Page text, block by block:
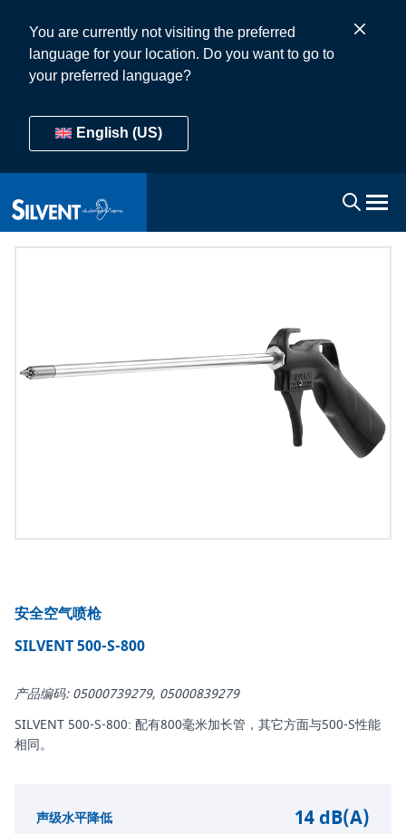
You are currently not visiting the preferred
language for your location. Do you want to go to
your preferred language?
English (US)
安全空气喷枪
SILVENT 500-S-800
产品编码: 05000739279, 05000839279
SILVENT 500-S-800: 配有800毫米加长管，其它方面与500-S性能
相同。
声级水平降低 14 dB(A)